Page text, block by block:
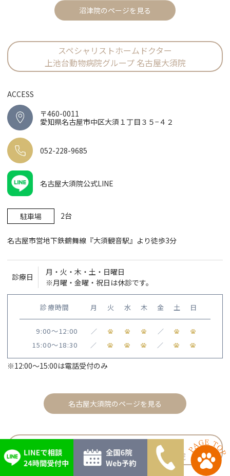
沼津院のページを見る
スペシャリストホームドクター
上池台動物病院グループ 名古屋大須院
ACCESS
〒460-0011
愛知県名古屋市中区大須１丁目３５−４２
052-228-9685
名古屋大須院公式LINE
駐車場 2台
名古屋市営地下鉄鶴舞線『大須観音駅』より徒歩3分
診療日
月・火・木・土・日曜日
※月曜・金曜・祝日は休診です。
診療時間 月 火 水 木 金 土 日
9:00〜12:00 ／ ／
15:00〜18:30 ／ ／
※12:00〜15:00は電話受付のみ
名古屋大須院のページを見る
スペシャリストホームドクター
上池台動物病院グループ 大阪弁天町院